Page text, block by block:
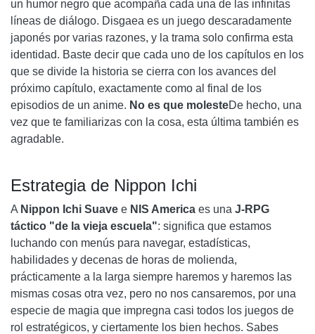
un humor negro que acompaña cada una de las infinitas
líneas de diálogo. Disgaea es un juego descaradamente
japonés por varias razones, y la trama solo confirma esta
identidad. Baste decir que cada uno de los capítulos en los
que se divide la historia se cierra con los avances del
próximo capítulo, exactamente como al final de los
episodios de un anime. No es que molesteDe hecho, una
vez que te familiarizas con la cosa, esta última también es
agradable.
Estrategia de Nippon Ichi
A Nippon Ichi Suave e NIS America es una J-RPG
táctico "de la vieja escuela": significa que estamos
luchando con menús para navegar, estadísticas,
habilidades y decenas de horas de molienda,
prácticamente a la larga siempre haremos y haremos las
mismas cosas otra vez, pero no nos cansaremos, por una
especie de magia que impregna casi todos los juegos de
rol estratégicos, y ciertamente los bien hechos. Sabes